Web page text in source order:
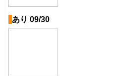
あり 09/30